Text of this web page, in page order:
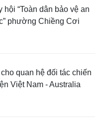
hội “Toàn dân bảo vệ an
phường Chiềng Cơi
quan hệ đối tác chiến
Việt Nam - Australia